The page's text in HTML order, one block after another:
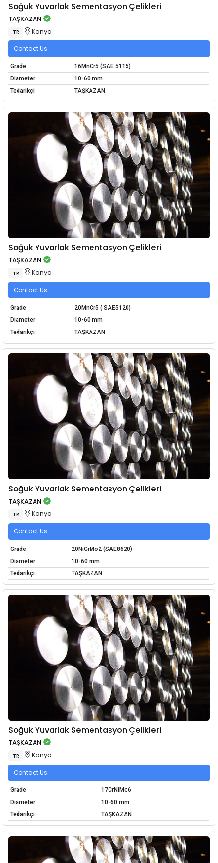
Soğuk Yuvarlak Sementasyon Çelikleri
TAŞKAZAN
TR Konya
Contact Us
Grade
16MnCr5 (SAE 5115)
Diameter
10-60 mm
Tedarikçi
TAŞKAZAN
Soğuk Yuvarlak Sementasyon Çelikleri
TAŞKAZAN
TR Konya
Contact Us
Grade
20MnCr5 ( SAE5120)
Diameter
10-60 mm
Tedarikçi
TAŞKAZAN
Soğuk Yuvarlak Sementasyon Çelikleri
TAŞKAZAN
TR Konya
Contact Us
Grade
20NiCrMo2 (SAE8620)
Diameter
10-60 mm
Tedarikçi
TAŞKAZAN
Soğuk Yuvarlak Sementasyon Çelikleri
TAŞKAZAN
TR Konya
Contact Us
Grade
17CrNiMo6
Diameter
10-60 mm
Tedarikçi
TAŞKAZAN